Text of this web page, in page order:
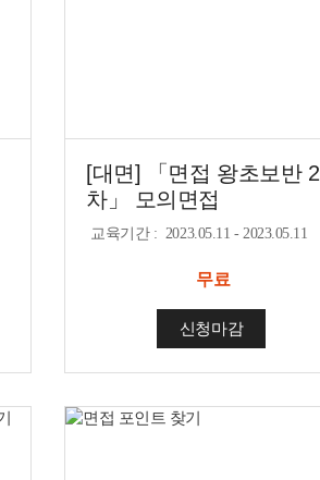
[대면] 「면접 왕초보반 2
차」 모의면접
교육기간: 2023.05.11 - 2023.05.11
무료
신청마감